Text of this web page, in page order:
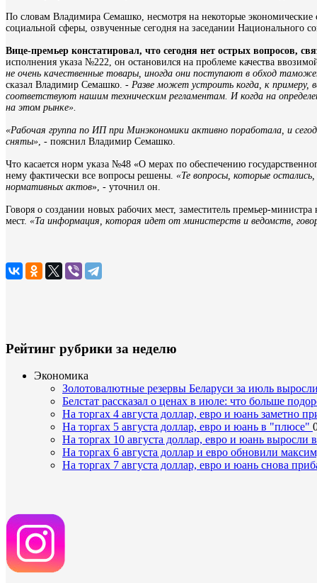
По словам Владимира Семашко, несмотря на некоторые
социальной сферы, озвученные сегодня на заседании Национального
Вице-премьер констатировал, что сегодня нет острых вопросов,
исполнения указа №222, он остановился на проблеме качества
не очень качественные товары, иногда они поступают в обход
сказал Владимир Семашко. - Разве может устроить когда, к примеру,
соответствуют нашим техническим регламентам. И когда на
на этом рынке».
«Рабочая группа по ИП при Минэкономики активно поработала, и
сняты» , - пояснил Владимир Семашко.
Что касается норм указа №48 «О мерах по обеспечению
нему фактически все вопросы решены. «Те вопросы, которые
нормативных актов», - уточнил он.
Говоря о создании новых рабочих мест, заместитель премьер-
мест. «Та информация, которая идет от министерств и ведомств,
Рейтинг рубрики за неделю
Экономика
Золотовалютные резервы Беларуси за июль
Белстат рассказал о ценах в июле: что больше
На торгах 4 августа доллар, евро и юань заметно
На торгах 5 августа доллар, евро и юань в "плюсе"
На торгах 10 августа доллар, евро и юань выросли
На торгах 6 августа доллар и евро обновили
На торгах 7 августа доллар, евро и юань снова